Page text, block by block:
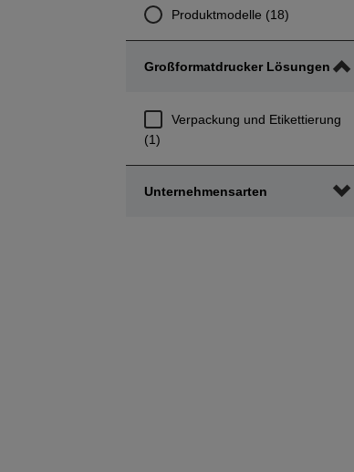
Produktmodelle (18)
Großformatdrucker Lösungen
Verpackung und Etikettierung
(1)
Unternehmensarten